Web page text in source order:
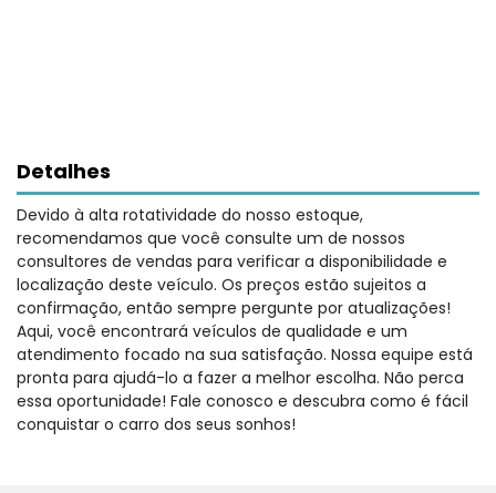
Detalhes
Devido à alta rotatividade do nosso estoque,
recomendamos que você consulte um de nossos
consultores de vendas para verificar a disponibilidade e
localização deste veículo. Os preços estão sujeitos a
confirmação, então sempre pergunte por atualizações!
Aqui, você encontrará veículos de qualidade e um
atendimento focado na sua satisfação. Nossa equipe está
pronta para ajudá-lo a fazer a melhor escolha. Não perca
essa oportunidade! Fale conosco e descubra como é fácil
conquistar o carro dos seus sonhos!